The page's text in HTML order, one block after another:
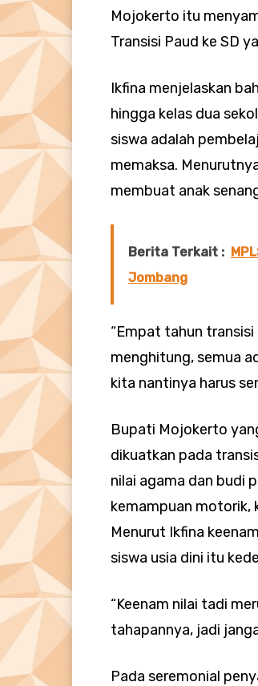
Mojokerto itu
Transisi Paud ke SD
Ikfina menjelaskan
hingga kelas dua
siswa adalah
memaksa.
membuat anak
Berita Terkait :
Jombang
“Empat tahun
menghitung, semua
kita nantinya harus
Bupati Mojokerto
dikuatkan pada
nilai agama dan budi
kemampuan motorik,
Menurut Ikfina
siswa usia dini itu
“Keenam nilai tadi
tahapannya, jadi
Pada seremonial